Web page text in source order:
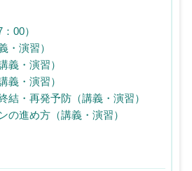
00）
演習）
・演習）
・演習）
・再発予防（講義・演習）
進め方（講義・演習）